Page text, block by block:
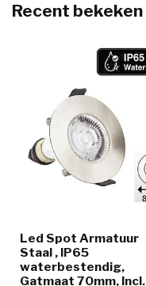
Recent bekeken
Led Spot Armatuur
Staal , IP65
waterbestendig,
Gatmaat 70mm, Incl.